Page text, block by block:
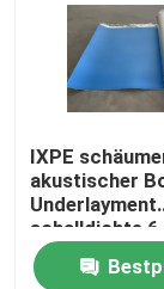
IXPE
akustischer
Underlayment
schalldichte 6
Vapor Barrier
Underlayment